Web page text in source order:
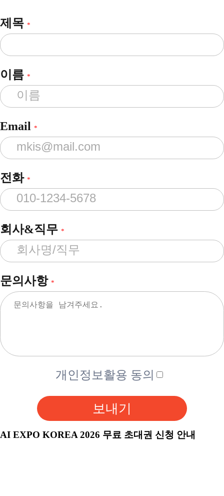
제목 *
이름 *
Email *
전화 *
회사&직무 *
문의사항 *
개인정보활용 동의
보내기
AI EXPO KOREA 2026 무료 초대권 신청 안내